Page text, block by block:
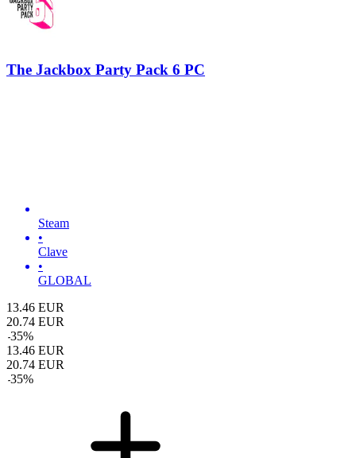
The Jackbox Party Pack 6 PC
Steam
•
Clave
•
GLOBAL
13.46 EUR
20.74 EUR
-35%
13.46 EUR
20.74 EUR
-35%